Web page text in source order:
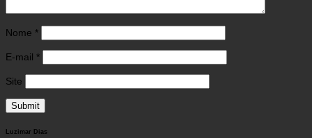
Nome *
E-mail *
Site
Luzimar Dias